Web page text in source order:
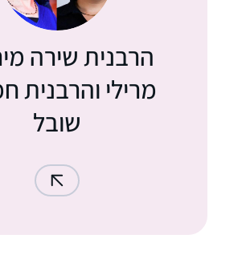
הרבנית שירה
מרילי והרבנית
שובל